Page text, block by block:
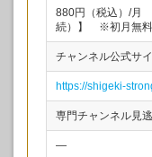
880円（税込）/月
続）】 ※初月無料
チャンネル公式サ
https://shigeki-
専門チャンネル見
—